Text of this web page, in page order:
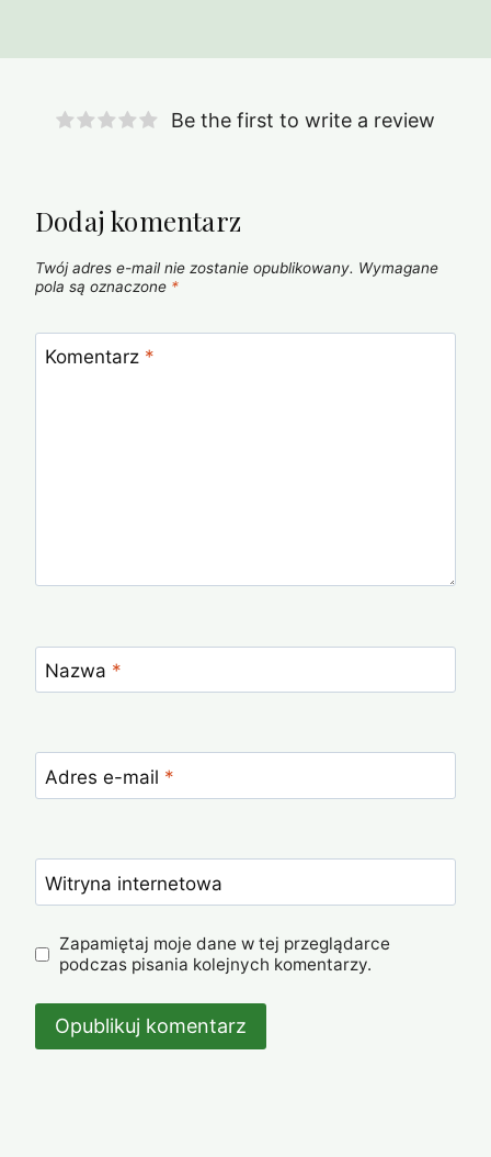
Be the first to write a review
Dodaj komentarz
Twój adres e-mail nie zostanie opublikowany. Wymagane
pola są oznaczone *
Komentarz *
Nazwa *
Adres e-mail *
Witryna internetowa
Zapamiętaj moje dane w tej przeglądarce
podczas pisania kolejnych komentarzy.